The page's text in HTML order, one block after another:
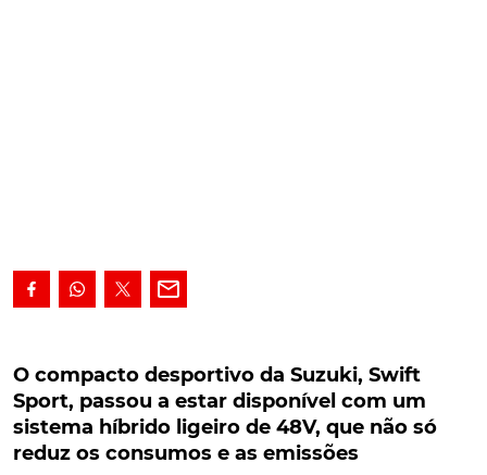
passou a estar disponível com um sistema
híbrido ligeiro de 48V, que não só reduz os
consumos e as emissões
O compacto desportivo da Suzuki, Swift Sport,
O compacto desportivo da Suzuki, Swift
Sport, passou a estar disponível com um
sistema híbrido ligeiro de 48V, que não só
reduz os consumos e as emissões